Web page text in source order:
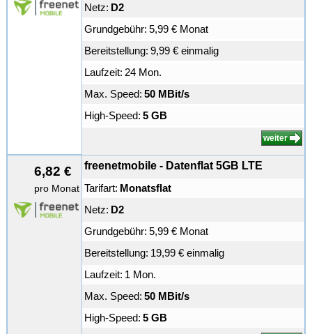
Netz: D2
Grundgebühr: 5,99 € Monat
Bereitstellung: 9,99 € einmalig
Laufzeit: 24 Mon.
Max. Speed: 50 MBit/s
High-Speed: 5 GB
weiter
6,82 €
pro Monat
freenetmobile - Datenflat 5GB LTE
Tarifart: Monatsflat
Netz: D2
Grundgebühr: 5,99 € Monat
Bereitstellung: 19,99 € einmalig
Laufzeit: 1 Mon.
Max. Speed: 50 MBit/s
High-Speed: 5 GB